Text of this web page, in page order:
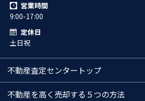
営業時間
9:00-17:00
定休日
土日祝
不動産査定センタートップ
不動産を高く売却する５つの方法